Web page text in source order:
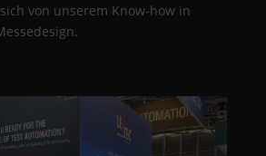
von unserem Know-how in